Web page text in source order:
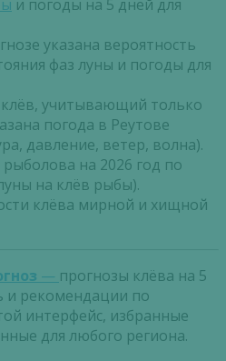
и погоды на 5 дней для
указана вероятность
фаз луны и погоды для
учитывающий только
погода в Реутове
давление, ветер, волна).
на 2026 год по
на клёв рыбы).
клёва мирной и хищной
— прогнозы клёва на 5
и рекомендации по
интерфейс, избранные
для любого региона.